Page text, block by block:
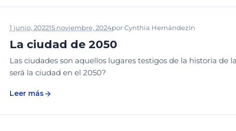
1 junio, 202215 noviembre, 2024porCynthia HernándezIn
La ciudad de 2050
Las ciudades son aquellos lugares testigos de la historia
será la ciudad en el 2050?
Leer más